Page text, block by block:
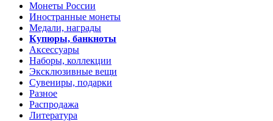
Монеты России
Иностранные монеты
Медали, награды
Купюры, банкноты
Аксессуары
Наборы, коллекции
Эксклюзивные вещи
Сувениры, подарки
Разное
Распродажа
Литература